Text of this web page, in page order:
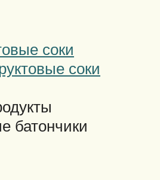
соки
соки
батончики